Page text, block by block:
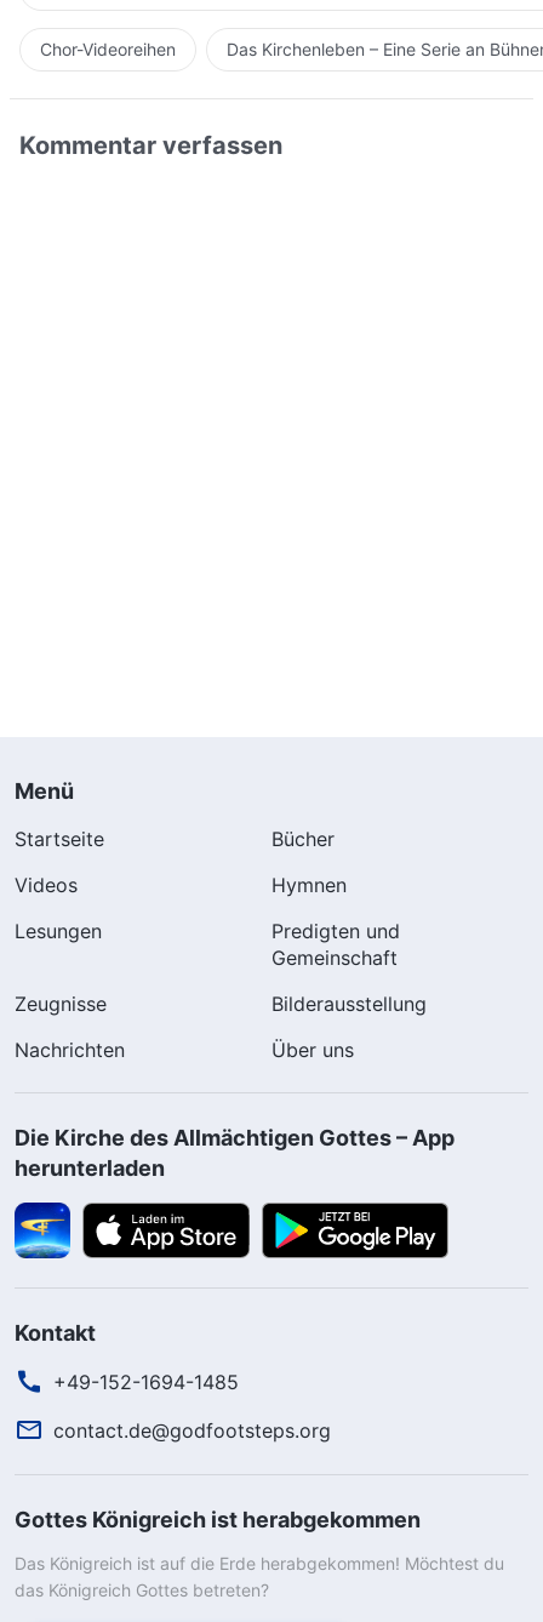
Chor-Videoreihen Das Kirchenleben – Eine Serie an
Kommentar verfassen
Menü
Startseite
Bücher
Videos
Hymnen
Lesungen
Predigten und
Gemeinschaft
Zeugnisse
Bilderausstellung
Nachrichten
Über uns
Die Kirche des Allmächtigen Gottes – App
herunterladen
Kontakt
+49-152-1694-1485
contact.de@godfootsteps.org
Gottes Königreich ist herabgekommen
Das Königreich ist auf die Erde herabgekommen! Möchtest du
das Königreich Gottes betreten?